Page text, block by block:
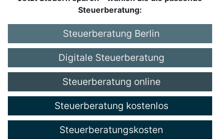
Steuerberatung:
Steuerberatung Berlin
Digitale Steuerberatung
Steuerberatung online
Steuerberatung kostenlos
Steuerberatungskosten